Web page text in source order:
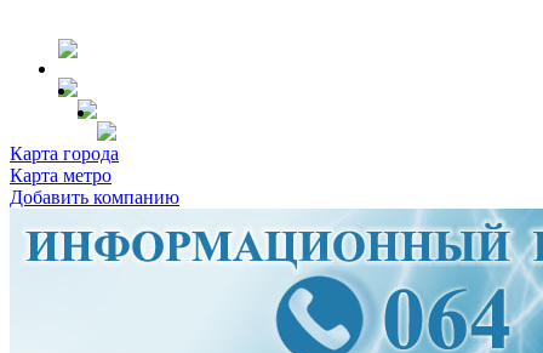
Карта города
Карта метро
Добавить компанию